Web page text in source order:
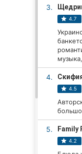
Все города:
Житомир
Хмельницкий
3.
4.7
4.
4.5
5. Family
4.2